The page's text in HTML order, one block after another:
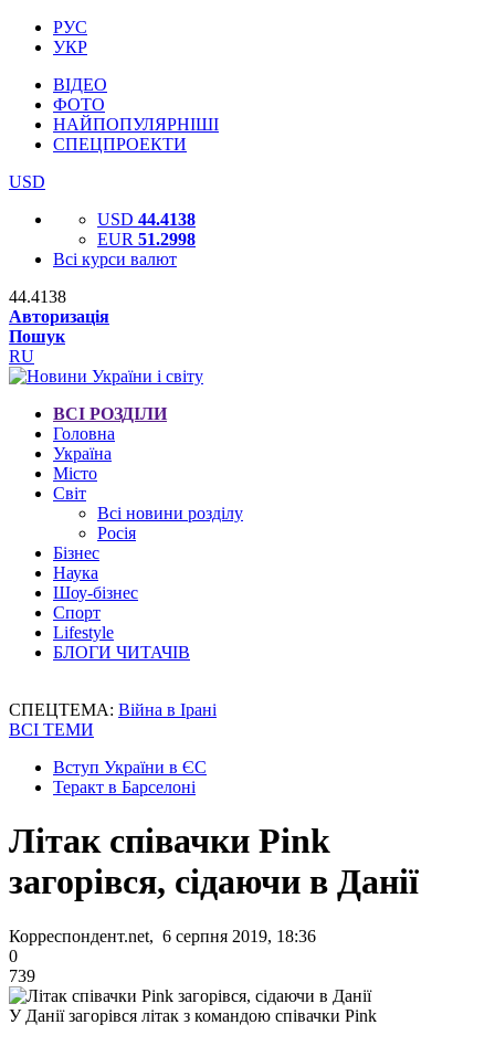
РУС
УКР
ВІДЕО
ФОТО
НАЙПОПУЛЯРНІШІ
СПЕЦПРОЕКТИ
USD
USD 44.4138
EUR 51.2998
Всі курси валют
44.4138
Авторизація
Пошук
RU
ВСІ РОЗДІЛИ
Головна
Україна
Місто
Світ
Всі новини розділу
Росія
Бізнес
Наука
Шоу-бізнес
Спорт
Lifestyle
БЛОГИ ЧИТАЧІВ
СПЕЦТЕМА: Війна в Ірані
ВСІ ТЕМИ
Вступ України в ЄС
Теракт в Барселоні
Літак співачки Pink
загорівся, сідаючи в Данії
Корреспондент.net, 6 серпня 2019, 18:36
0
739
У Данії загорівся літак з командою співачки Pink